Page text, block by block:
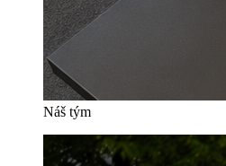
Náš tým